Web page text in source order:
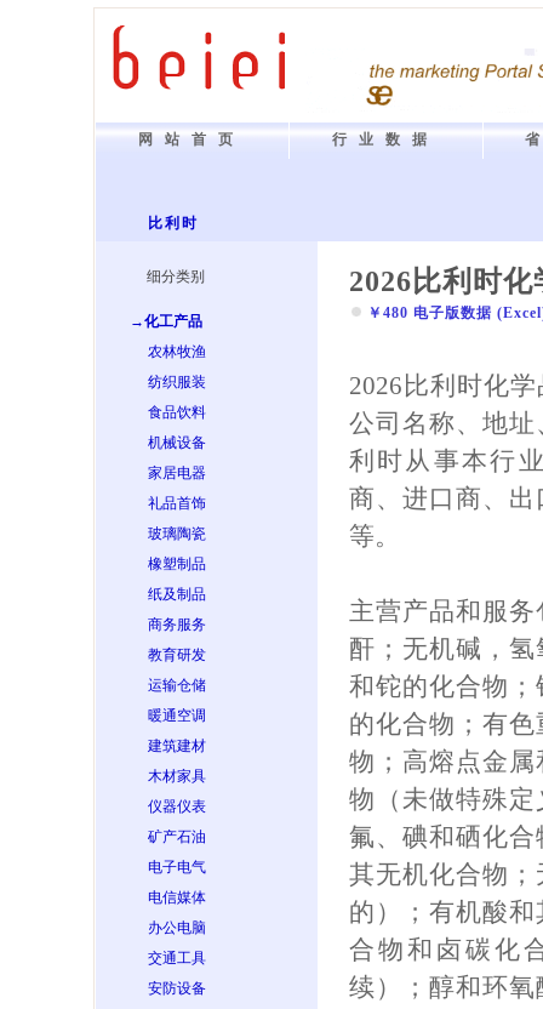
网站首页 行业数据
比利时
细分类别
→化工产品
农林牧渔
纺织服装
食品饮料
机械设备
家居电器
礼品首饰
玻璃陶瓷
橡塑制品
纸及制品
商务服务
教育研发
运输仓储
暖通空调
建筑建材
木材家具
仪器仪表
矿产石油
电子电气
电信媒体
办公电脑
交通工具
安防设备
2026比利时
￥480 电子版数据
2026比利时化
公司名称、地
利时从事本行
商、进口商、
等。
主营产品和服
酐；无机碱，
和铊的化合物
的化合物；有
物；高熔点金
物（未做特殊
氟、碘和硒化
其无机化合物
的）；有机酸
合物和卤碳化
续）；醇和环